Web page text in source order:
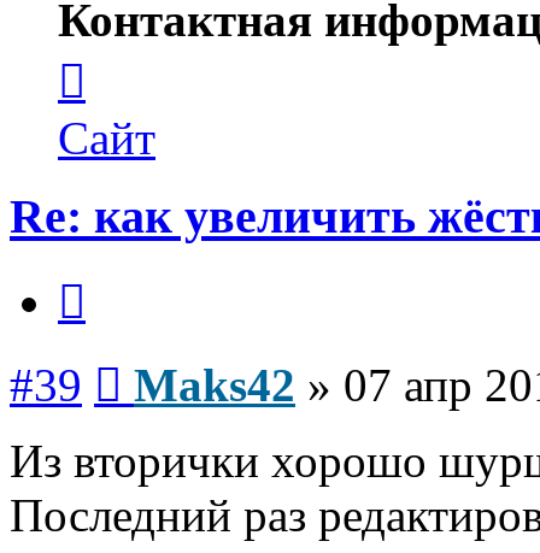
Контактная
пользователя
Maks42
Сайт
Re: как увеличить
#39 Maks42 » 07 апр
Из вторички хорошо
Последний раз